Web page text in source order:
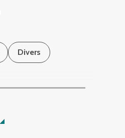
Divers